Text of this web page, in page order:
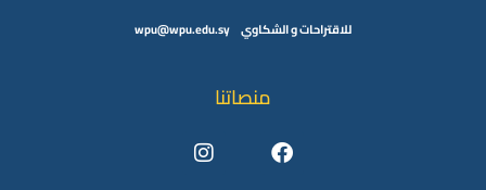
للاقتراحات و الشكاوي wpu@wpu.edu.sy
منصاتنا
Facebook
Instagram Twitter
Youtube